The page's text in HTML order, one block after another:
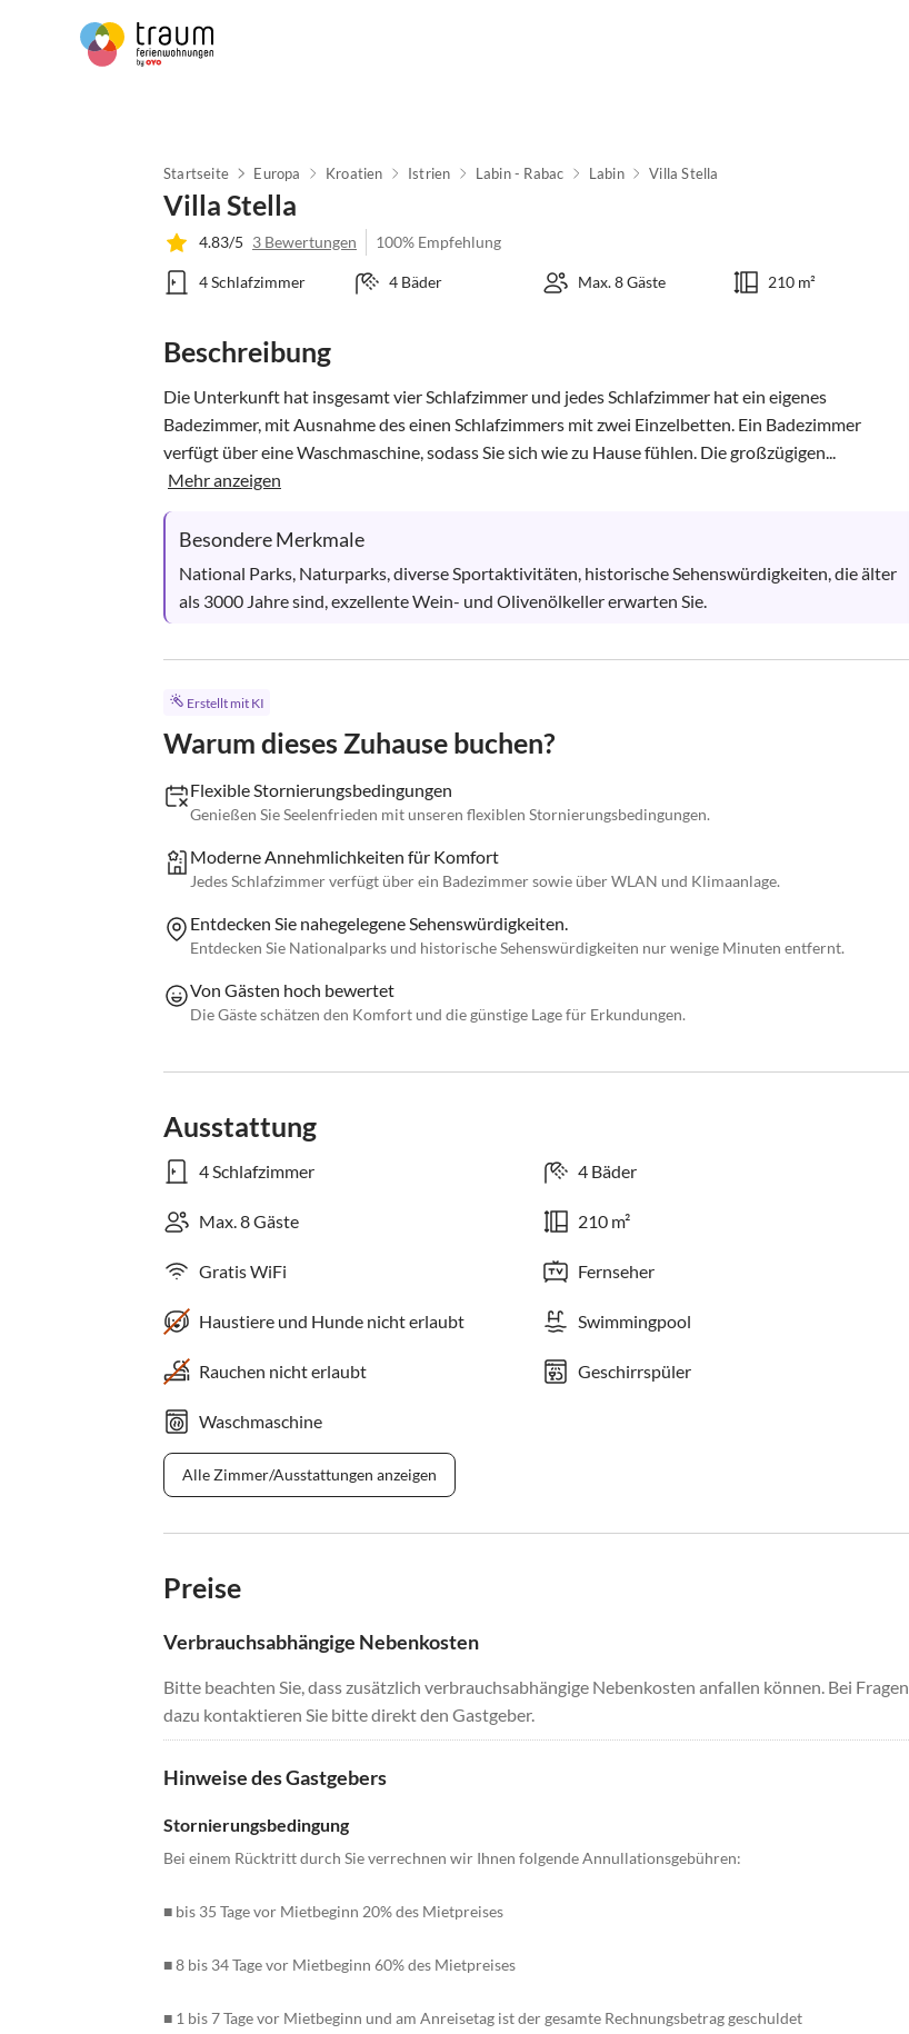
Startseite Europa Kroatien Istrien Labin - Rabac Labin Villa Stella
Villa Stella
4.83/5 3 Bewertungen 100% Empfehlung
4 Schlafzimmer 4 Bäder Max. 8 Gäste 210 m²
Beschreibung
Die Unterkunft hat insgesamt vier Schlafzimmer und jedes Schlafzimmer hat ein eigenes
Badezimmer, mit Ausnahme des einen Schlafzimmers mit zwei Einzelbetten. Ein Badezimmer
verfügt über eine Waschmaschine, sodass Sie sich wie zu Hause fühlen. Die großzügigen...
Mehr anzeigen
Besondere Merkmale
National Parks, Naturparks, diverse Sportaktivitäten, historische Sehenswürdigkeiten, die älter
als 3000 Jahre sind, exzellente Wein- und Olivenölkeller erwarten Sie.
Erstellt mit KI
Warum dieses Zuhause buchen?
Flexible Stornierungsbedingungen
Genießen Sie Seelenfrieden mit unseren flexiblen Stornierungsbedingungen.
Moderne Annehmlichkeiten für Komfort
Jedes Schlafzimmer verfügt über ein Badezimmer sowie über WLAN und Klimaanlage.
Entdecken Sie nahegelegene Sehenswürdigkeiten.
Entdecken Sie Nationalparks und historische Sehenswürdigkeiten nur wenige Minuten entfernt.
Von Gästen hoch bewertet
Die Gäste schätzen den Komfort und die günstige Lage für Erkundungen.
Ausstattung
4 Schlafzimmer 4 Bäder
Max. 8 Gäste 210 m²
Gratis WiFi Fernseher
Haustiere und Hunde nicht erlaubt Swimmingpool
Rauchen nicht erlaubt Geschirrspüler
Waschmaschine
Alle Zimmer/Ausstattungen anzeigen
Preise
Verbrauchsabhängige Nebenkosten
Bitte beachten Sie, dass zusätzlich verbrauchsabhängige Nebenkosten anfallen können. Bei Fragen
dazu kontaktieren Sie bitte direkt den Gastgeber.
Hinweise des Gastgebers
Stornierungsbedingung
Bei einem Rücktritt durch Sie verrechnen wir Ihnen folgende Annullationsgebühren:
■ bis 35 Tage vor Mietbeginn 20% des Mietpreises
■ 8 bis 34 Tage vor Mietbeginn 60% des Mietpreises
■ 1 bis 7 Tage vor Mietbeginn und am Anreisetag ist der gesamte Rechnungsbetrag geschuldet